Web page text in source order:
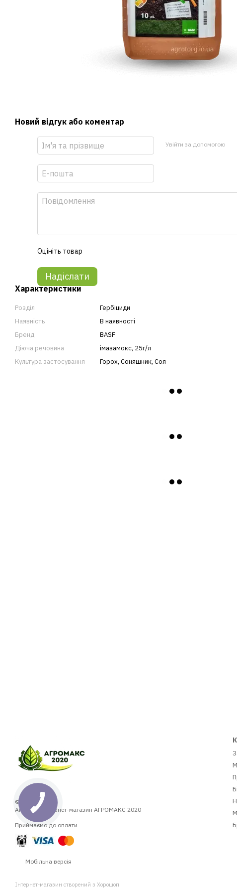
Новий відгук або коментар
Увійти за допомогою
Оцініть товар
Надіслати
Характеристики
Розділ
Гербіциди
Наявність
В наявності
Бренд
BASF
Діюча речовина
імазамокс, 25г/л
Культура застосування
Горох, Соняшник, Соя
© 2014—2026
Аграрний інтернет-магазин АГРОМАКС 2020
Приймаємо до оплати
Мобільна версія
Інтернет-магазин створений з Хорошоп